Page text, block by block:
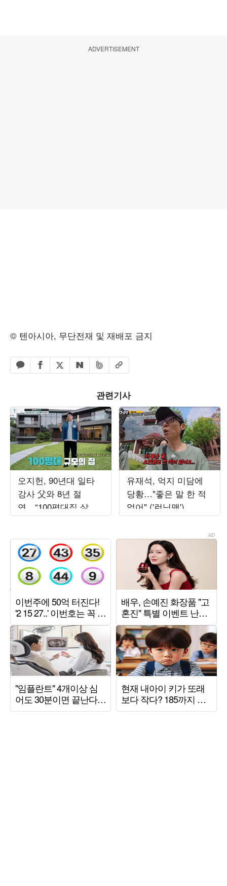
ADVERTISEMENT
© 텐아시아, 무단전재 및 재배포 금지
카카오톡 공유하기
페이스북 공유하기
엑스 공유하기
네이버 공유하기
밴드 공유하기
URL복사
관련기사
오지헌, 90년대 일타
강사 父와 8년 절
연…“100평대집 살았
지만 행복하지 않았다”
유재석, 억지 미담에
당황…"좋은 말 한 적
없어" ('런닝맨')